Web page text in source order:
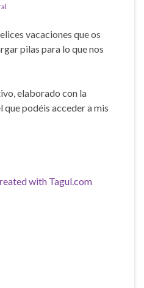
vacaciones que os
pilas para lo que nos
elaborado con la
que podéis acceder a mis
with Tagul.com